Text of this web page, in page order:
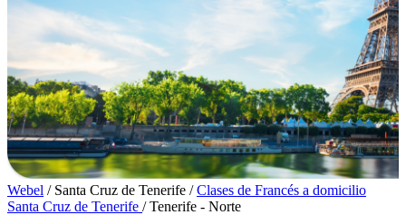
Webel / Santa Cruz de Tenerife / Clases de Francés a domicilio
Santa Cruz de Tenerife / Tenerife - Norte